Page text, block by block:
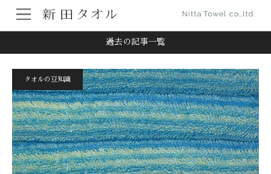
ホーム 過去の記事一覧
過去の記事一覧
タオルの豆知識